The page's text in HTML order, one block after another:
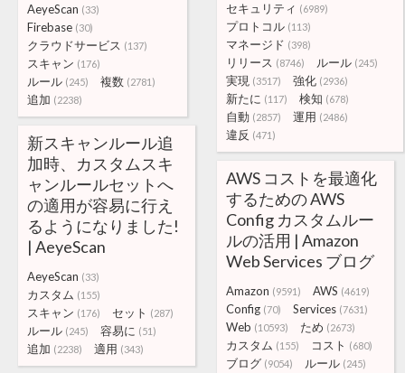
セキュリティ (6989)
プロトコル (113)
マネージド (398)
リリース (8746) ルール (245)
実現 (3517) 強化 (2936)
新たに (117) 検知 (678)
自動 (2857) 運用 (2486)
違反 (471)
AeyeScan (33)
Firebase (30)
クラウドサービス (137)
スキャン (176)
ルール (245) 複数 (2781)
追加 (2238)
新スキャンルール追
加時、カスタムスキ
ャンルールセットへ
の適用が容易に行え
るようになりました!
| AeyeScan
AeyeScan (33)
カスタム (155)
スキャン (176) セット (287)
ルール (245) 容易に (51)
追加 (2238) 適用 (343)
AWS コストを最適化
するための AWS
Config カスタムルー
ルの活用 | Amazon
Web Services ブログ
Amazon (9591) AWS (4619)
Config (70) Services (7631)
Web (10593) ため (2673)
カスタム (155) コスト (680)
ブログ (9054) ルール (245)